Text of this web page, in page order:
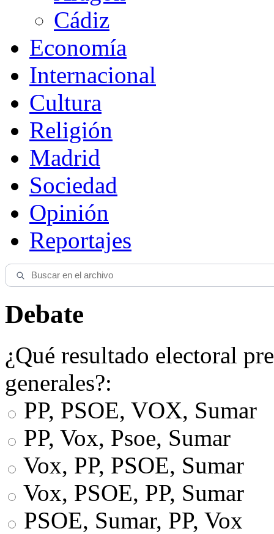
Cádiz
Economía
Internacional
Cultura
Religión
Madrid
Sociedad
Opinión
Reportajes
Debate
¿Qué resultado electoral
generales?:
PP, PSOE, VOX, Sumar
PP, Vox, Psoe, Sumar
Vox, PP, PSOE, Sumar
Vox, PSOE, PP, Sumar
PSOE, Sumar, PP, Vox